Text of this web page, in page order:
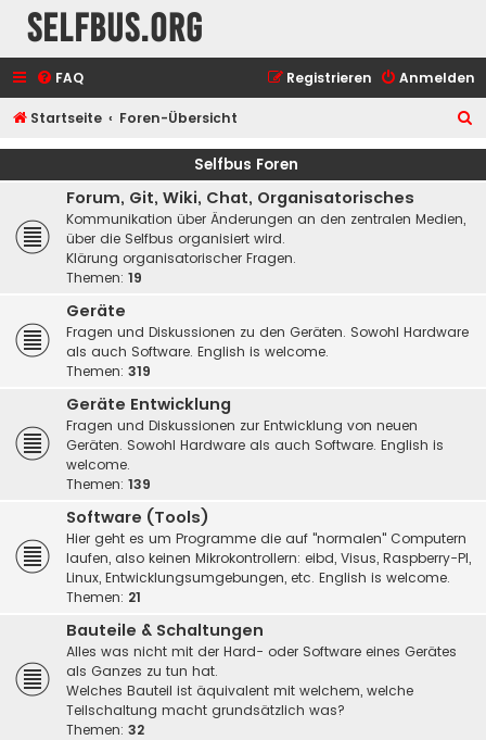
selfbus.org
FAQ Anmelden
Registrieren
Startseite Foren-Übersicht
u
Selfbus Foren
Forum, Git, Wiki, Chat, Organisatorisches
Kommunikation über Änderungen an den zentralen Medien,
über die Selfbus organisiert wird.
Klärung organisatorischer Fragen.
Themen: 19
Geräte
Fragen und Diskussionen zu den Geräten. Sowohl Hardware
als auch Software. English is welcome.
Themen: 319
Geräte Entwicklung
Fragen und Diskussionen zur Entwicklung von neuen
Geräten. Sowohl Hardware als auch Software. English is
welcome.
Themen: 139
Software (Tools)
Hier geht es um Programme die auf "normalen" Computern
laufen, also keinen Mikrokontrollern: eibd, Visus, Raspberry-PI,
Linux, Entwicklungsumgebungen, etc. English is welcome.
Themen: 21
Bauteile & Schaltungen
Alles was nicht mit der Hard- oder Software eines Gerätes
als Ganzes zu tun hat.
Welches Bauteil ist äquivalent mit welchem, welche
Teilschaltung macht grundsätzlich was?
Themen: 32